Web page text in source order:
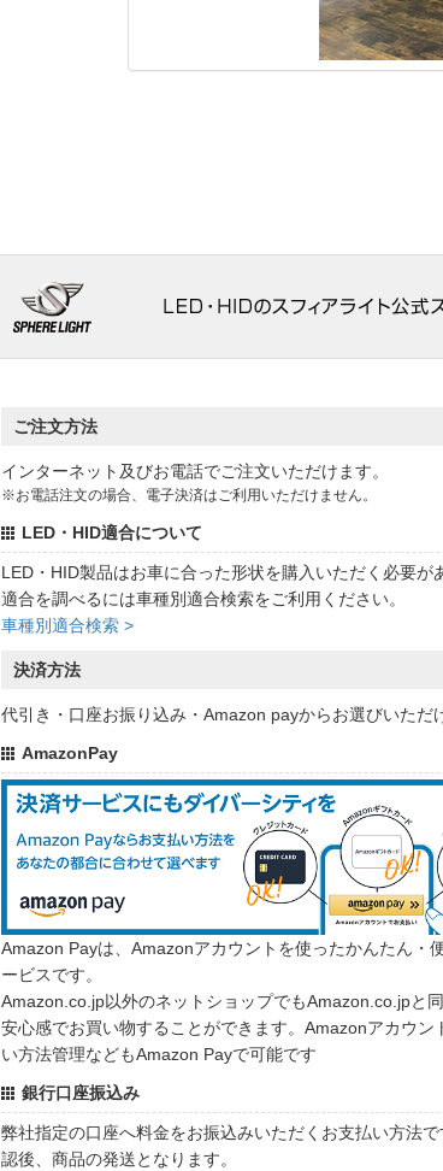
ご注文方法
インターネット及びお電話でご注文いただけます。
※お電話注文の場合、電子決済はご利用いただけません。
LED・HID適合について
LED・HID製品はお車に合った形状を購入いただく必要が
適合を調べるには車種別適合検索をご利用ください。
車種別適合検索 >
決済方法
代引き・口座お振り込み・Amazon payからお選びいただ
AmazonPay
Amazon Payは、Amazonアカウントを使ったかんたん・
ービスです。
Amazon.co.jp以外のネットショップでもAmazon.co.jpと
安心感でお買い物することができます。Amazonアカウン
い方法管理などもAmazon Payで可能です
銀行口座振込み
弊社指定の口座へ料金をお振込みいただくお支払い方法
認後、商品の発送となります。